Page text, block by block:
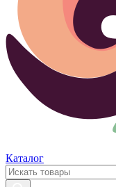
Каталог